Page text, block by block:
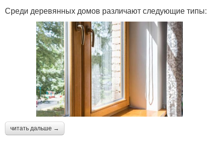
Среди деревянных домов различают следующие типы:
читать дальше →